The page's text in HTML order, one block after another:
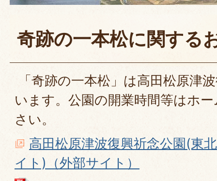
奇跡の一本松に関する
「奇跡の一本松」は高田松原津
います。公園の開業時間等はホ
さい。
高田松原津波復興祈念公園(東
イト)（外部サイト）